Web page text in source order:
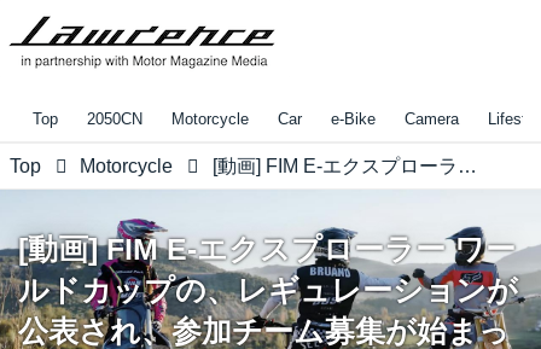
Top 2050CN Motorcycle Car e-Bike Camera
Top Motorcycle [動画] FIM E-エクスプローラー ワールドカップの、レギュレーションが公表され、参加チーム募集が始まっています！
[動画] FIM E-エクスプローラー ワー
ルドカップの、レギュレーションが
公表され、参加チーム募集が始まっ